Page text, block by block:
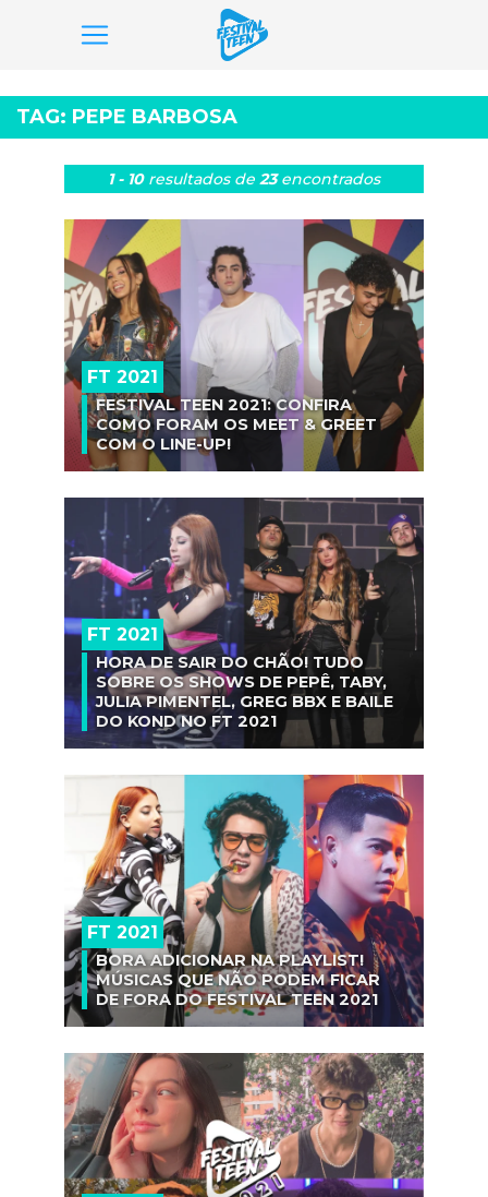
para
o
conteúdo
TAG: PEPE BARBOSA
1 - 10resultados de 23encontrados
FT 2021
FESTIVAL TEEN 2021: CONFIRA
COMO FORAM OS MEET & GREET
COM O LINE-UP!
FT 2021
HORA DE SAIR DO CHÃO! TUDO
SOBRE OS SHOWS DE PEPÊ, TABY,
JULIA PIMENTEL, GREG BBX E BAILE
DO KOND NO FT 2021
FT 2021
BORA ADICIONAR NA PLAYLIST!
MÚSICAS QUE NÃO PODEM FICAR
DE FORA DO FESTIVAL TEEN 2021